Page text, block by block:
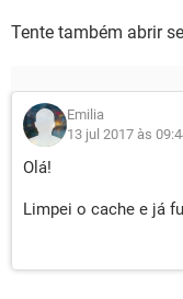
Tente também abrir
Emilia
13 jul 2017 às
Olá!
Limpei o cache e já